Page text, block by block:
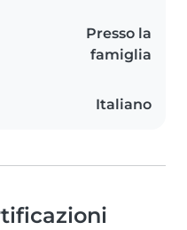
Presso la
famiglia
Italiano